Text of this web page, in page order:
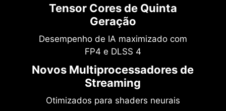
Tensor Cores de Quinta
Geração
Desempenho de IA maximizado com
FP4 e DLSS 4
Novos Multiprocessadores de
Streaming
Otimizados para shaders neurais